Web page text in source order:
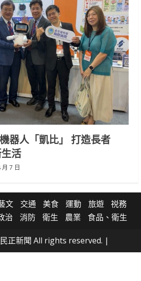
器人「凱比」 打造長者
活
7 日
文 交通 美食 運動 旅遊
祱務
治 消防 衛生 農業 食品、衛生
正新聞 All rights reserved. |